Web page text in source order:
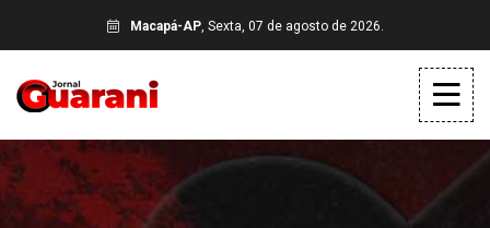
Macapá-AP, Sexta, 07 de agosto de 2026.